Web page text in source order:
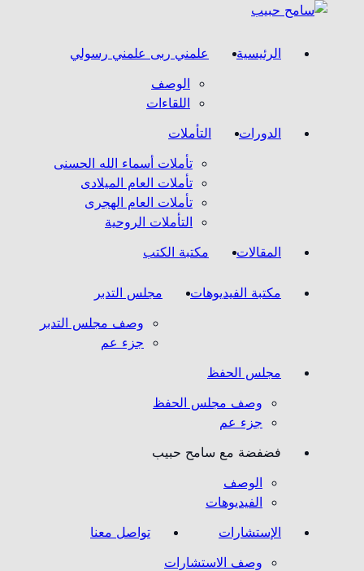
الرئيسية
علمني ربى علمني رسولي
الوصف
اللقاءات
الدورات
التأملات
تأملات أسماء الله الحسنى
تأملات العام الميلادى
تأملات العام الهجرى
التأملات الروحية
المقالات
مكتبة الكتب
مكتبة الفيديوهات
مجلس التدبر
وصف مجلس التدبر
جزء عم
مجلس الحفظ
وصف مجلس الحفظ
جزء عم
فضفضة مع سامح حبيب
الوصف
الفيديوهات
الإستشارات
وصف الاستشارات
تواصل معنا